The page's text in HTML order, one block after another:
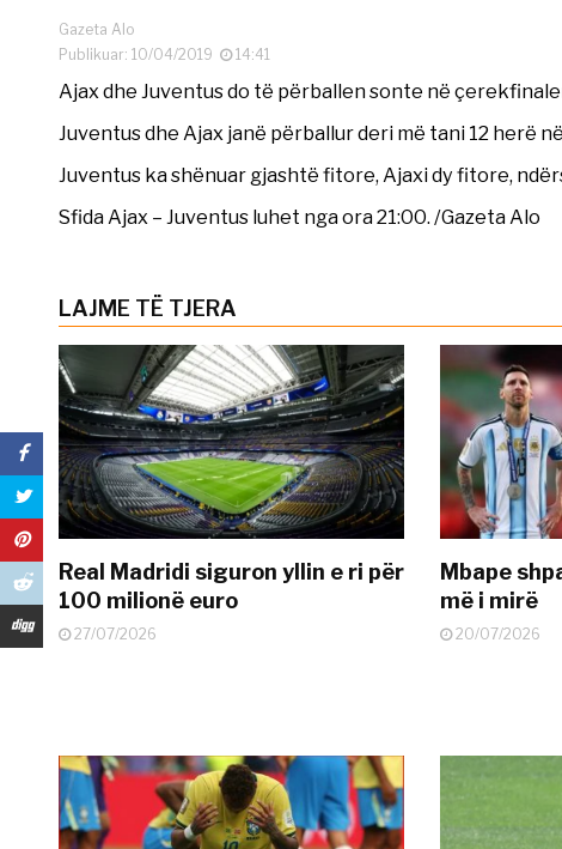
Gazeta Alo
Publikuar: 10/04/2019
14:41
Ajax dhe Juventus do të përballen sonte në
Juventus dhe Ajax janë përballur deri më tani 12 herë
Juventus ka shënuar gjashtë fitore, Ajaxi dy fitore,
Sfida Ajax – Juventus luhet nga ora 21:00. /Gazeta Alo
LAJME TË TJERA
Real Madridi siguron yllin e ri për
100 milionë euro
27/07/2026
Mbape
më i mirë
20/07/2026